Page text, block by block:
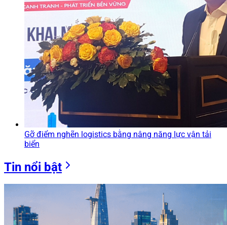
Gỡ điểm nghẽn logistics bằng nâng năng lực vận tải
biển
Tin nổi bật